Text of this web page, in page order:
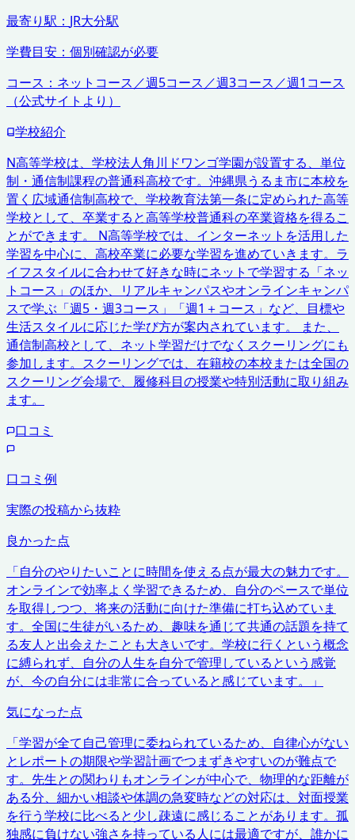
最寄り駅： JR大分駅
学費目安： 個別確認が必要
コース： ネットコース／週5コース／週3コース／週1コース
（公式サイトより）
学校紹介
N高等学校は、学校法人角川ドワンゴ学園が設置する、単位
制・通信制課程の普通科高校です。沖縄県うるま市に本校を
置く広域通信制高校で、学校教育法第一条に定められた高等
学校として、卒業すると高等学校普通科の卒業資格を得るこ
とができます。 N高等学校では、インターネットを活用した
学習を中心に、高校卒業に必要な学習を進めていきます。ラ
イフスタイルに合わせて好きな時にネットで学習する「ネッ
トコース」のほか、リアルキャンパスやオンラインキャンパ
スで学ぶ「週5・週3コース」「週1＋コース」など、目標や
生活スタイルに応じた学び方が案内されています。 また、
通信制高校として、ネット学習だけでなくスクーリングにも
参加します。スクーリングでは、在籍校の本校または全国の
スクーリング会場で、履修科目の授業や特別活動に取り組み
ます。
口コミ
口コミ例
実際の投稿から抜粋
良かった点
「自分のやりたいことに時間を使える点が最大の魅力です。
オンラインで効率よく学習できるため、自分のペースで単位
を取得しつつ、将来の活動に向けた準備に打ち込めていま
す。全国に生徒がいるため、趣味を通じて共通の話題を持て
る友人と出会えたことも大きいです。学校に行くという概念
に縛られず、自分の人生を自分で管理しているという感覚
が、今の自分には非常に合っていると感じています。
」
気になった点
「学習が全て自己管理に委ねられているため、自律心がない
とレポートの期限や学習計画でつまずきやすいのが難点で
す。先生との関わりもオンラインが中心で、物理的な距離が
ある分、細かい相談や体調の急変時などの対応は、対面授業
を行う学校に比べると少し疎遠に感じることがあります。孤
独感に負けない強さを持っている人には最適ですが、誰かに